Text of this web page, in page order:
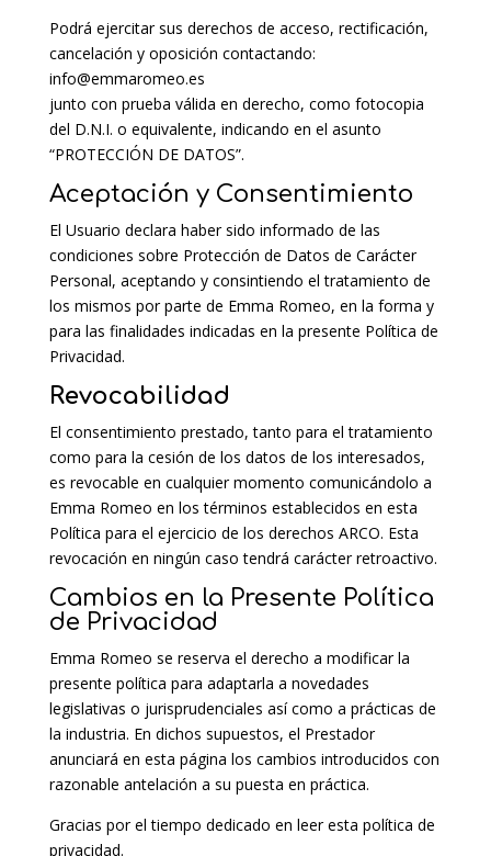
Podrá ejercitar sus derechos de acceso, rectificación,
cancelación y oposición contactando:
info@emmaromeo.es
junto con prueba válida en derecho, como fotocopia
del D.N.I. o equivalente, indicando en el asunto
“PROTECCIÓN DE DATOS”.
Aceptación y Consentimiento
El Usuario declara haber sido informado de las
condiciones sobre Protección de Datos de Carácter
Personal, aceptando y consintiendo el tratamiento de
los mismos por parte de Emma Romeo, en la forma y
para las finalidades indicadas en la presente Política de
Privacidad.
Revocabilidad
El consentimiento prestado, tanto para el tratamiento
como para la cesión de los datos de los interesados,
es revocable en cualquier momento comunicándolo a
Emma Romeo en los términos establecidos en esta
Política para el ejercicio de los derechos ARCO. Esta
revocación en ningún caso tendrá carácter retroactivo.
Cambios en la Presente Política
de Privacidad
Emma Romeo se reserva el derecho a modificar la
presente política para adaptarla a novedades
legislativas o jurisprudenciales así como a prácticas de
la industria. En dichos supuestos, el Prestador
anunciará en esta página los cambios introducidos con
razonable antelación a su puesta en práctica.
Gracias por el tiempo dedicado en leer esta política de
privacidad.